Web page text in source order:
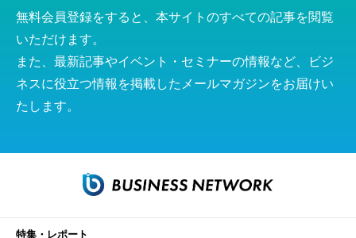
無料会員登録をすると、本サイトのすべての記事を閲覧
いただけます。
また、最新記事やイベント・セミナーの情報など、ビジ
ネスに役立つ情報を掲載したメールマガジンをお届けい
たします。
特集・レポート